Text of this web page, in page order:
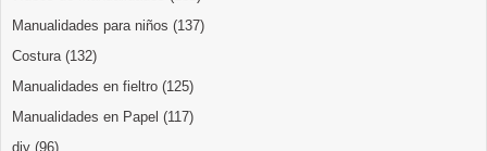
Manualidades para niños (137)
Costura (132)
Manualidades en fieltro (125)
Manualidades en Papel (117)
diy (96)